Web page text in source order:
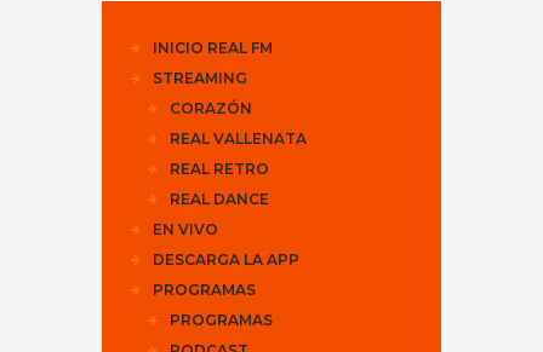
INICIO REAL FM
STREAMING
CORAZÓN
REAL VALLENATA
REAL RETRO
REAL DANCE
EN VIVO
DESCARGA LA APP
PROGRAMAS
PROGRAMAS